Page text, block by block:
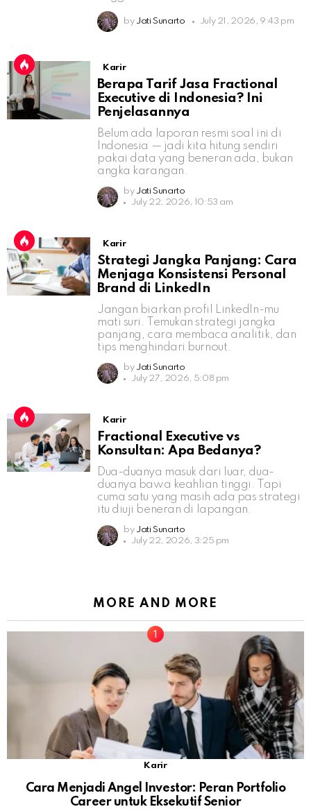
by Jati Sunarto July 21, 2026, 9:43 pm
Karir
Berapa Tarif Jasa Fractional
Executive di Indonesia? Ini
Penjelasannya
Belum ada laporan resmi soal ini di
Indonesia — jadi kita hitung sendiri
pakai data yang beneran ada, bukan
angka karangan.
by Jati Sunarto
July 22, 2026, 10:53 am
Karir
Strategi Jangka Panjang: Cara
Menjaga Konsistensi Personal
Brand di LinkedIn
Jangan biarkan profil LinkedIn-mu
mati suri. Temukan strategi jangka
panjang, cara membaca analitik, dan
tips menghindari burnout.
by Jati Sunarto
July 27, 2026, 5:08 pm
Karir
Fractional Executive vs
Konsultan: Apa Bedanya?
Dua-duanya masuk dari luar, dua-
duanya bawa keahlian tinggi. Tapi
cuma satu yang masih ada pas strategi
itu diuji beneran di lapangan.
by Jati Sunarto
July 22, 2026, 3:25 pm
MORE AND MORE
Karir
Cara Menjadi Angel Investor: Peran Portfolio
Career untuk Eksekutif Senior